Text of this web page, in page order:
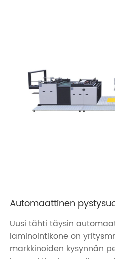
Automaattinen
Uusi tähti täysin
laminointikone on
markkinoiden kysynnän